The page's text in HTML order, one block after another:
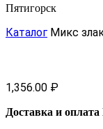
Пятигорск
Каталог Микс
1,356.00 ₽
Доставка и